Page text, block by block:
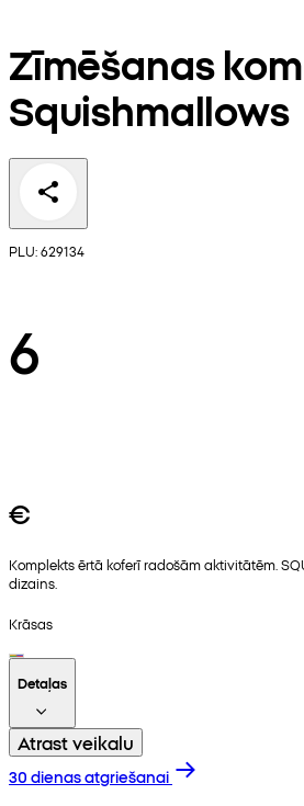
Zīmēšanas
Squishmallows
PLU: 629134
6
€
Komplekts ērtā koferī radošām aktivitātēm.
dizains.
Krāsas
Detaļas
Atrast veikalu
30 dienas atgriešanai